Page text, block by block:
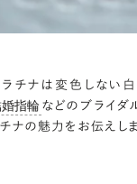
チナは変色しない
指輪 などのブライダ
ナの魅力をお伝えし